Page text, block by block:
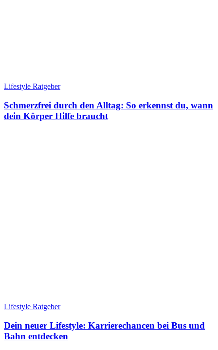
Lifestyle Ratgeber
Schmerzfrei durch den Alltag: So erkennst du, wann
dein Körper Hilfe braucht
Lifestyle Ratgeber
Dein neuer Lifestyle: Karrierechancen bei Bus und
Bahn entdecken